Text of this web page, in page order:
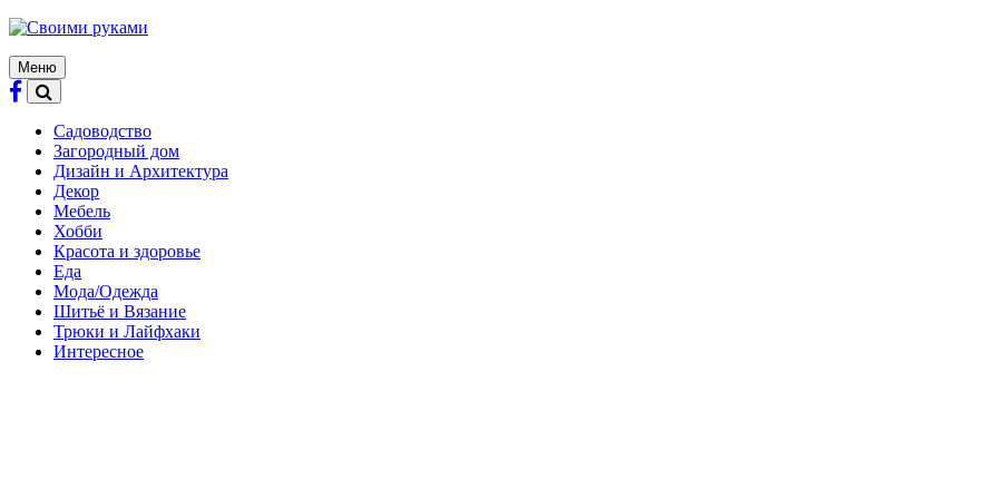
Skip
content
Меню
Садоводство
Загородный дом
Дизайн и Архитектура
Декор
Мебель
Хобби
Красота и здоровье
Еда
Мода/Одежда
Шитьё и Вязание
Трюки и Лайфхаки
Интересное